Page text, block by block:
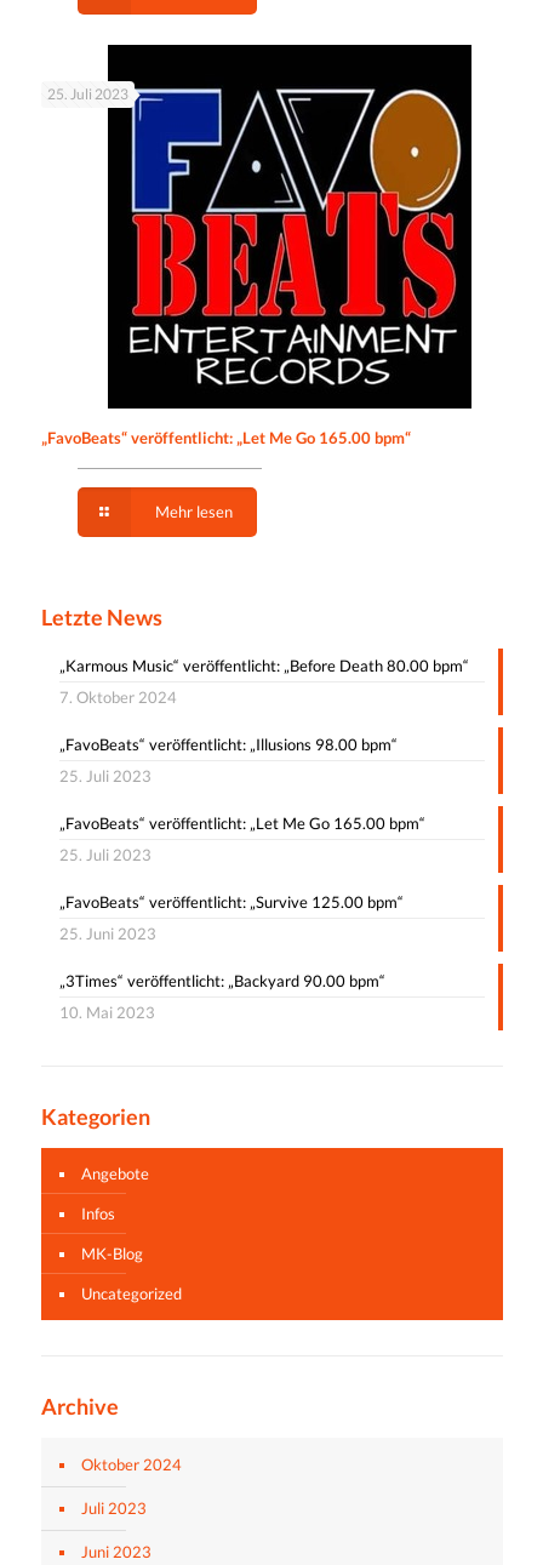
25. Juli 2023
„FavoBeats“ veröffentlicht: „Let Me Go 165.00 bpm“
Mehr lesen
Letzte News
„Karmous Music“ veröffentlicht: „Before Death 80.00 bpm“
7. Oktober 2024
„FavoBeats“ veröffentlicht: „Illusions 98.00 bpm“
25. Juli 2023
„FavoBeats“ veröffentlicht: „Let Me Go 165.00 bpm“
25. Juli 2023
„FavoBeats“ veröffentlicht: „Survive 125.00 bpm“
25. Juni 2023
„3Times“ veröffentlicht: „Backyard 90.00 bpm“
10. Mai 2023
Kategorien
Angebote
Infos
MK-Blog
Uncategorized
Archive
Oktober 2024
Juli 2023
Juni 2023